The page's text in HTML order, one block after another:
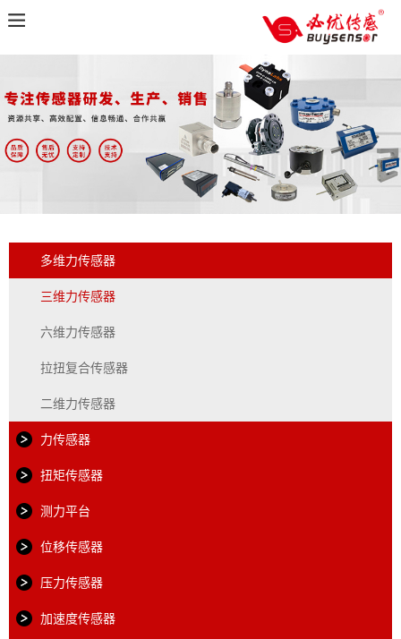
多维力传感器
三维力传感器
六维力传感器
拉扭复合传感器
二维力传感器
力传感器
扭矩传感器
测力平台
位移传感器
压力传感器
加速度传感器